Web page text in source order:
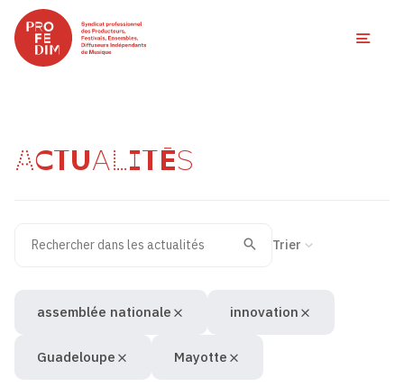
ACTUALITÉS
Recherche
Valider
assemblée nationale innovation
Guadeloupe Mayotte